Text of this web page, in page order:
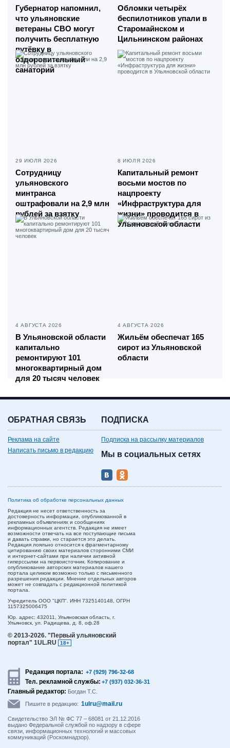
Губернатор напомнил,
что ульяновские
ветераны СВО могут
получить бесплатную
путёвку в
оздоровительный
санаторий
Обломки четырёх
беспилотников упали в
Старомайнском и
Цильнинском районах
29 ИЮЛЯ 2026
Сотрудницу
ульяновского
минтранса
оштрафовали на 2,9 млн
рублей за взятку
8 ИЮЛЯ 2026
Капитальный ремонт
восьми мостов по
нацпроекту
«Инфраструктура для
жизни» проводится в
Ульяновской области
4 АВГУСТА 2026
В Ульяновской области
капитально
ремонтируют 101
многоквартирный дом
для 20 тысяч человек
4 АВГУСТА 2026
Жильём обеспечат 165
сирот из Ульяновской
области
ОБРАТНАЯ СВЯЗЬ
Реклама на сайте
Написать письмо в редакцию
ПОДПИСКА
Подписка на рассылку материалов
Мы в социальных сетях
Политика об обработке персональных данных
Редакция не несет ответственность за
достоверность информации, опубликованной в
рекламных объявлениях и сообщениях
информационных агентств. Редакция не имеет
возможности отвечать на все поступающие письма
и давать справки, но старается это делать.
Редакция лояльно относится к фрагментарному
цитированию своих материалов сторонними СМИ
и интернет-сайтами при наличии активной
гиперссылки на первоисточник. Копирование и
опубликование авторских материалов нашего
портала целиком возможно только с письменного
разрешения редакции. Мнение отдельных авторов
может не совпадать с редакционной политикой
портала.
Учредитель ООО "ЦКП". ИНН 7325140148, ОГРН
1157325006475
Юр. адрес: 432011, Ульяновская область, г.
Ульяновск, ул. Радищева, д. 8, оф.28
© 2013-2026. "Первый ульяновский
портал" 1UL.RU
18+
Редакция портала: +7 (929) 796-32-68
Тел. рекламной службы: +7 (937) 032-36-31
Главный редактор: Богдан Т.С.
Пишите в редакцию: 1ulru@mail.ru
Свидетельство ЭЛ № ФС 77 – 68081 от 21.12.2016
выдано Федеральной службой по надзору в сфере
связи, информационных технологий и массовых
коммуникаций (Роскомнадзор).